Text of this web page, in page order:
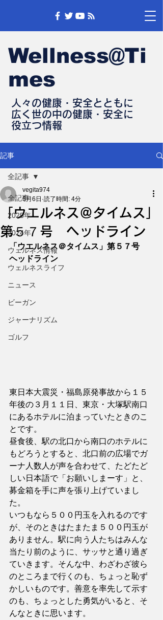
Wellness@Ti
mes
人々の健康・安全とともに
​広く世の中の健康・安全に
​役立つ情報
記事
全記事
2025年
2024年
ウェルネス情報
ウェルネスライフ
ニュース
ビーガン
ジャーナリズム
ゴルフ
全記事
「ウエルネス＠タイムス」
第５７号 ヘッドライン
vegita974
5月6日 読了時間: 4分
「ウエルネス＠タイムス」第５７号
ヘッドライン
東日本大震災・福島原発事故から１５
年後の３月１１日、東京・大塚駅南口
にあるホテルに泊まっていたときのこ
とです。
昼食後、駅の北口から南口のホテルに
もどろうとすると、北口前の広場でガ
ーナ人数人が声を合わせて、たどたど
しい日本語で「お願いしまーす」と、
募金箱を手に声を張り上げていまし
た。
いつもなら５００円玉を入れるのです
が、そのときはたまたま５００円玉が
ありません。駅に向う人たちはみんな
当たり前のように、サッサと通り過ぎ
ていきます。そんな中、わざわざ彼ら
のところまで行くのも、ちょっと恥ず
かしいものです。善意を率先して示す
のも、ちょっとした勇気がいると、そ
んなときに思います。